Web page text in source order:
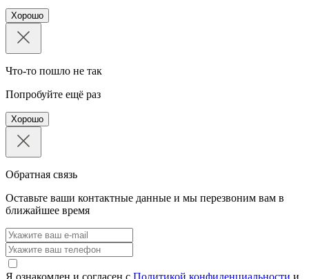
Хорошо
Что-то пошло не так
Попробуйте ещё раз
Хорошо
Обратная связь
Оставьте ваши контактные данные и мы перезвоним вам в
ближайшее время
Я ознакомлен и согласен с Политикой конфиденциальности и